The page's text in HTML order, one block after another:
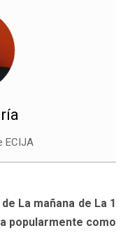
ECIJA
La mañana de La 1
popularmente como